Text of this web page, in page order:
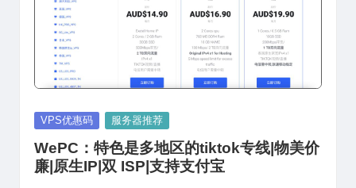
Posted
VPS优惠码 服务器推荐
WePC：特色是多地区的tiktok专线|物美价
廉|原生IP|双 ISP|支持支付宝